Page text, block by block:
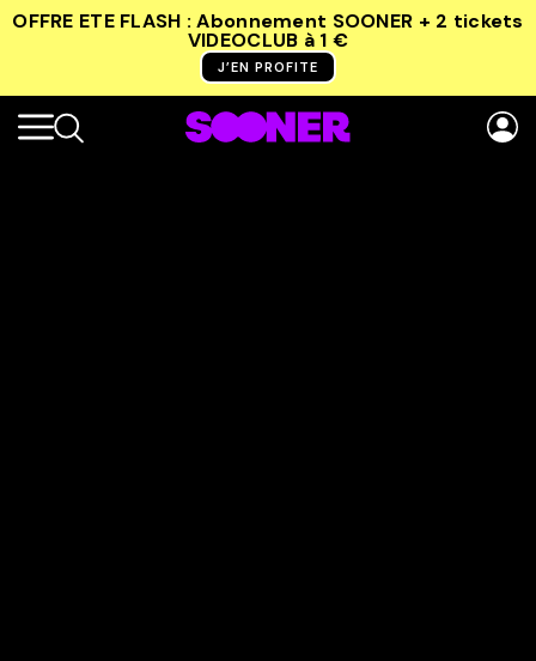
OFFRE ETE FLASH : Abonnement SOONER + 2 tickets
VIDEOCLUB à 1 €
J’EN PROFITE